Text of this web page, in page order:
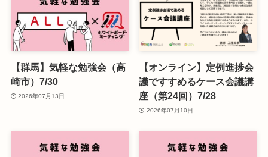
【群馬】気軽な勉強会（高
崎市）7/30
2026年07月13日
【オンライン】定例進捗会
議ですすめるケース会議講
座（第24回）7/28
2026年07月10日